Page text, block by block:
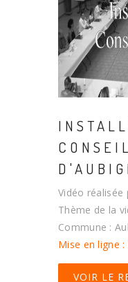
Vidéo réalisée
Thème de la
Commune :
Mise en ligne
VOIR LE